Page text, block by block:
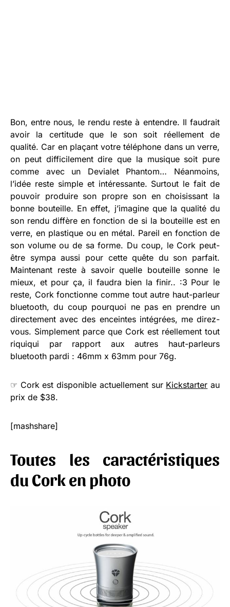
Bon, entre nous, le rendu reste à entendre. Il faudrait
avoir la certitude que le son soit réellement de
qualité. Car en plaçant votre téléphone dans un verre,
on peut difficilement dire que la musique soit pure
comme avec un Devialet Phantom… Néanmoins,
l’idée reste simple et intéressante. Surtout le fait de
pouvoir produire son propre son en choisissant la
bonne bouteille. En effet, j’imagine que la qualité du
son rendu diffère en fonction de si la bouteille est en
verre, en plastique ou en métal. Pareil en fonction de
son volume ou de sa forme. Du coup, le Cork peut-
être sympa aussi pour cette quête du son parfait.
Maintenant reste à savoir quelle bouteille sonne le
mieux, et pour ça, il faudra bien la finir.. :3 Pour le
reste, Cork fonctionne comme tout autre haut-parleur
bluetooth, du coup pourquoi ne pas en prendre un
directement avec des enceintes intégrées, me direz-
vous. Simplement parce que Cork est réellement tout
riquiqui par rapport aux autres haut-parleurs
bluetooth pardi : 46mm x 63mm pour 76g.
☞ Cork est disponible actuellement sur Kickstarter au
prix de $38.
[mashshare]
Toutes les caractéristiques
du Cork en photo